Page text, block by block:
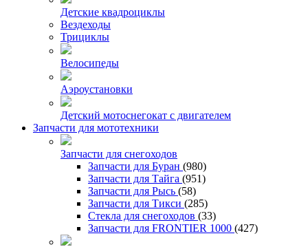
Детские квадроциклы
Вездеходы
Трициклы
Велосипеды
Аэроустановки
Детский мотоснегокат с двигателем
Запчасти для мототехники
Запчасти для снегоходов
Запчасти для Буран (980)
Запчасти для Тайга (951)
Запчасти для Рысь (58)
Запчасти для Тикси (285)
Стекла для снегоходов (33)
Запчасти для FRONTIER 1000 (427)